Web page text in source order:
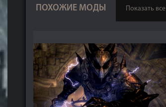
ПОХОЖИЕ МОДЫ Показать все